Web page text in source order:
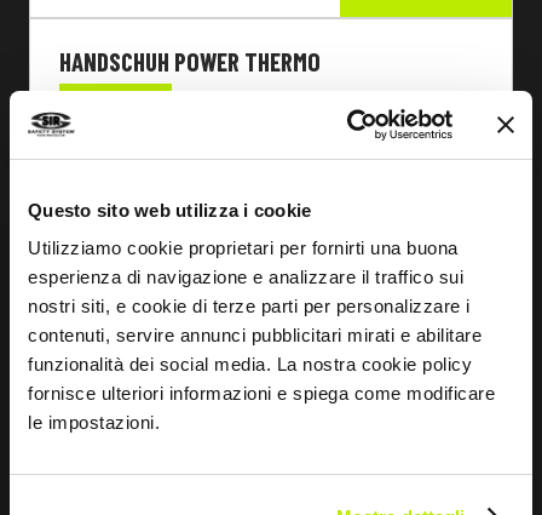
Questo sito web utilizza i cookie
Utilizziamo cookie proprietari per fornirti una buona
esperienza di navigazione e analizzare il traffico sui
nostri siti, e cookie di terze parti per personalizzare i
contenuti, servire annunci pubblicitari mirati e abilitare
funzionalità dei social media. La nostra cookie policy
fornisce ulteriori informazioni e spiega come modificare
le impostazioni.
HANDSCHUH POWER THERMO